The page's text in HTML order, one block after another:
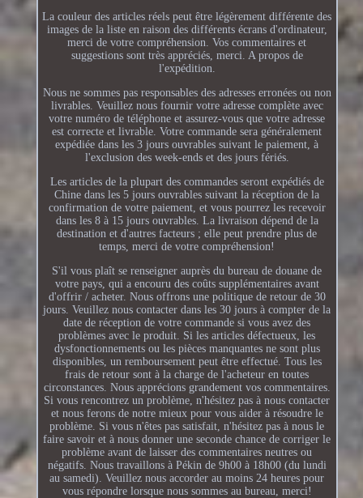
La couleur des articles réels peut être légèrement différente des
images de la liste en raison des différents écrans d'ordinateur,
merci de votre compréhension. Vos commentaires et
suggestions sont très appréciés, merci. A propos de
l'expédition.
Nous ne sommes pas responsables des adresses erronées ou non
livrables. Veuillez nous fournir votre adresse complète avec
votre numéro de téléphone et assurez-vous que votre adresse
est correcte et livrable. Votre commande sera généralement
expédiée dans les 3 jours ouvrables suivant le paiement, à
l'exclusion des week-ends et des jours fériés.
Les articles de la plupart des commandes seront expédiés de
Chine dans les 5 jours ouvrables suivant la réception de la
confirmation de votre paiement, et vous pourrez les recevoir
dans les 8 à 15 jours ouvrables. La livraison dépend de la
destination et d'autres facteurs ; elle peut prendre plus de
temps, merci de votre compréhension!
S'il vous plaît se renseigner auprès du bureau de douane de
votre pays, qui a encouru des coûts supplémentaires avant
d'offrir / acheter. Nous offrons une politique de retour de 30
jours. Veuillez nous contacter dans les 30 jours à compter de la
date de réception de votre commande si vous avez des
problèmes avec le produit. Si les articles défectueux, les
dysfonctionnements ou les pièces manquantes ne sont plus
disponibles, un remboursement peut être effectué. Tous les
frais de retour sont à la charge de l'acheteur en toutes
circonstances. Nous apprécions grandement vos commentaires.
Si vous rencontrez un problème, n'hésitez pas à nous contacter
et nous ferons de notre mieux pour vous aider à résoudre le
problème. Si vous n'êtes pas satisfait, n'hésitez pas à nous le
faire savoir et à nous donner une seconde chance de corriger le
problème avant de laisser des commentaires neutres ou
négatifs. Nous travaillons à Pékin de 9h00 à 18h00 (du lundi
au samedi). Veuillez nous accorder au moins 24 heures pour
vous répondre lorsque nous sommes au bureau, merci!